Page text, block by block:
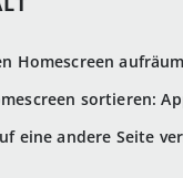
Homescreen
sortieren:
eine andere Seite